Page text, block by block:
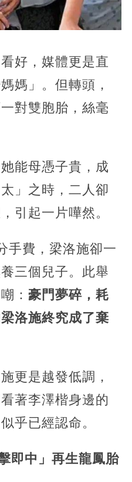
好，媒體更是直
媽」。但轉頭，
對雙胞胎，絲毫
能母憑子貴，成
」之時，二人卻
引起一片嘩然。
手費，梁洛施卻一
三個兒子。此舉
： 豪門夢碎，耗
洛施終究成了棄
更是越發低調，
著李澤楷身邊的
乎已經認命。
即中」再生龍鳳胎